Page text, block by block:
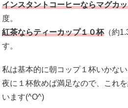
インスタントコーヒーならマグカ
度。
紅茶ならティーカップ１０杯（約
す。
私は基本的に朝コップ１杯いかな
夜に１杯飲めば満足なので、これ
います(^O^)